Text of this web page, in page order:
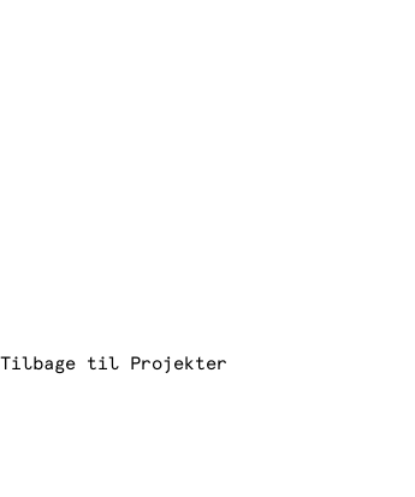
Tilbage til Projekter